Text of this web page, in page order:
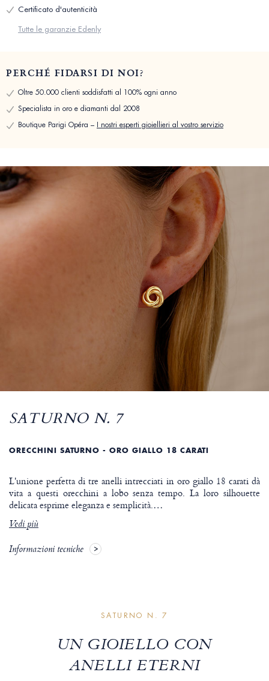
Certificato d'autenticità
Tutte le garanzie Edenly
PERCHÉ FIDARSI DI NOI?
Oltre 50.000 clienti soddisfatti al 100% ogni anno
Specialista in oro e diamanti dal 2008
Boutique Parigi Opéra – I nostri esperti gioiellieri al vostro servizio
SATURNO N. 7
ORECCHINI SATURNO - ORO GIALLO 18 CARATI
L'unione perfetta di tre anelli intrecciati in oro giallo 18 carati dà
vita a questi orecchini a lobo senza tempo. La loro silhouette
delicata esprime eleganza e semplicità.…
Vedi più
Informazioni tecniche
SATURNO N. 7
UN GIOIELLO CON
ANELLI ETERNI